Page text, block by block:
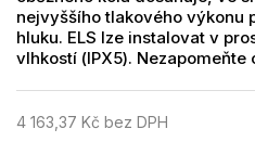
nejvyššího tlakového výkonu
hluku. ELS lze instalovat v
vlhkostí (IPX5).
4 163,37 Kč bez DPH